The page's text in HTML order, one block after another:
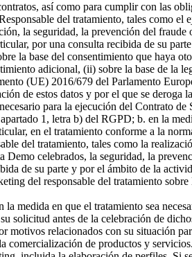
así como para cumplir con las
del tratamiento, tales como
la seguridad, la prevención del
por una consulta recibida de su
la base del consentimiento que haya
adicional, (ii) sobre la base de la
(UE) 2016/679 del Parlamento
de estos datos y por el que se
para la ejecución del Contrato
1, letra b) del RGPD; b. en la
en el tratamiento conforme a la
del tratamiento, tales como la
celebrados, la seguridad, la
de su parte y por el ámbito de la
del responsable del tratamiento
medida en que el tratamiento sea
solicitud antes de la celebración de
relacionados con su situación
de productos y